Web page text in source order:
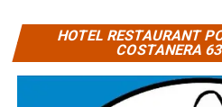
HOTEL RESTAURANT
COSTANERA